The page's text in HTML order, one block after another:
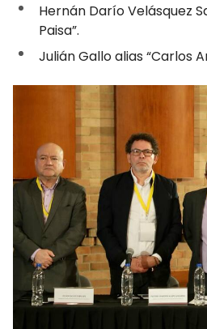
Hernán Darío Velásquez
Paisa”.
Julián Gallo alias “Carlos